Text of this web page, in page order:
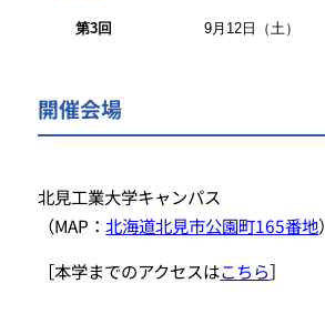
第3回 9月12日（土）
開催会場
北見工業大学キャンパス
（MAP：北海道北見市公園町165番地）
［本学までのアクセスはこちら］